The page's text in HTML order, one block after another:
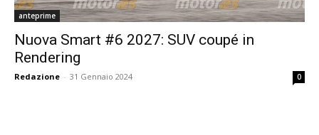
anteprime
Nuova Smart #6 2027: SUV coupé in
Rendering
Redazione - 31 Gennaio 2024 0